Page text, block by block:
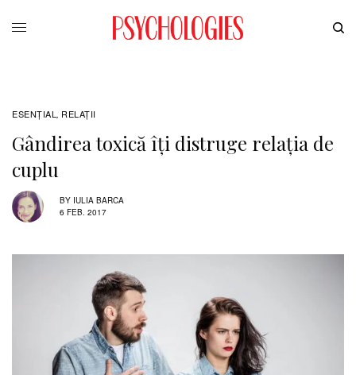
ESENȚIAL , RELAŢII
Gândirea toxică îţi distruge relaţia de
cuplu
BY IULIA BARCA
6 FEB. 2017